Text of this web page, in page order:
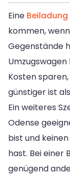
Eine Beiladung
kommen,
Gegenstände
Kosten
günstiger ist
Ein weiteres
Odense
bist und
hast. Bei einer
genügend